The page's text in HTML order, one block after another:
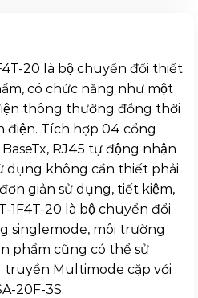
20 là bộ chuyển đổi thiết
có chức năng như một
thông thường đồng thời
điện. Tích hợp 04 cổng
RJ45 tự động nhận
dụng không cần thiết phải
giản sử dụng, tiết kiệm,
1F4T-20 là bộ chuyển đổi
singlemode, môi trường
phẩm cũng có thể sử
Multimode cặp với
20F-3S.